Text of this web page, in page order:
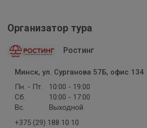
Организатор тура
Ростинг
Минск, ул. Сурганова 57Б, офис 134
Пн. - Пт.
10:00 - 19:00
Сб.
10:00 - 17:00
Вс.
Выходной
+375 (29) 188 10 10